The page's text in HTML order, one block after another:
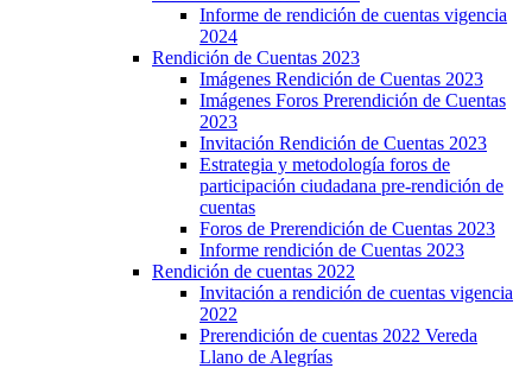
Informe de rendición de cuentas vigencia
2024
Rendición de Cuentas 2023
Imágenes Rendición de Cuentas 2023
Imágenes Foros Prerendición de Cuentas
2023
Invitación Rendición de Cuentas 2023
Estrategia y metodología foros de
participación ciudadana pre-rendición de
cuentas
Foros de Prerendición de Cuentas 2023
Informe rendición de Cuentas 2023
Rendición de cuentas 2022
Invitación a rendición de cuentas vigencia
2022
Prerendición de cuentas 2022 Vereda
Llano de Alegrías